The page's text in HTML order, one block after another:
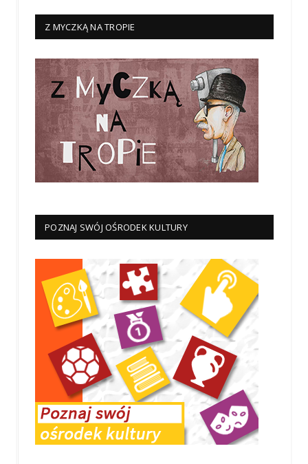
Z MYCZKĄ NA TROPIE
POZNAJ SWÓJ OŚRODEK KULTURY